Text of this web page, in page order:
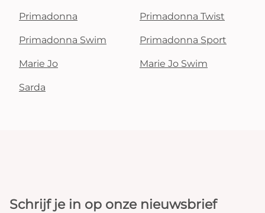
Primadonna Primadonna Twist
Primadonna Swim Primadonna Sport
Marie Jo Marie Jo Swim
Sarda
Schrijf je in op onze nieuwsbrief